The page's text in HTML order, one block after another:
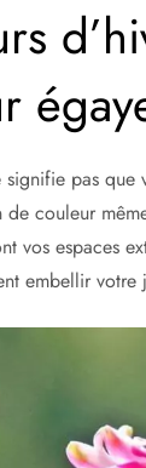
signifie pas
de couleur
vos espaces
embellir votre